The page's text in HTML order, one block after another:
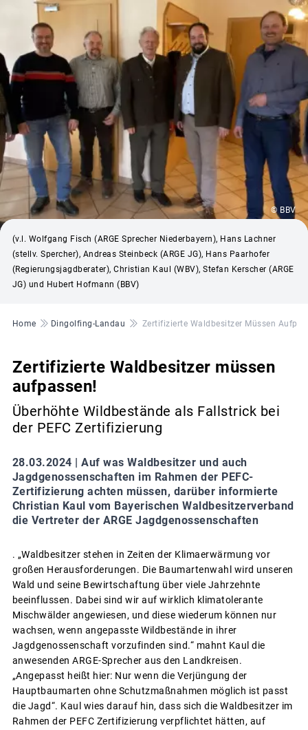
© BBV
(v.l. Wolfgang Fisch (ARGE Sprecher Niederbayern), Hans Lachner
(stellv. Spercher), Andreas Steinbeck (ARGE JG), Hans Paarhofer
(Regierungsjagdberater), Christian Kaul (WBV), Stefan Kerscher (ARGE
JG) und Hubert Hofmann (BBV)
Pfadnavigation
Home Dingolfing-Landau Zertifizierte Waldbesitzer Müssen
Zertifizierte Waldbesitzer müssen
aufpassen!
Überhöhte Wildbestände als Fallstrick bei
der PEFC Zertifizierung
28.03.2024 | Auf was Waldbesitzer und auch
Jagdgenossenschaften im Rahmen der PEFC-
Zertifizierung achten müssen, darüber informierte
Christian Kaul vom Bayerischen Waldbesitzerverband
die Vertreter der ARGE Jagdgenossenschaften
. „Waldbesitzer stehen in Zeiten der Klimaerwärmung vor
großen Herausforderungen. Die Baumartenwahl wird unseren
Wald und seine Bewirtschaftung über viele Jahrzehnte
beeinflussen. Dabei sind wir auf wirklich klimatolerante
Mischwälder angewiesen, und diese wiederum können nur
wachsen, wenn angepasste Wildbestände in ihrer
Jagdgenossenschaft vorzufinden sind.“ mahnt Kaul die
anwesenden ARGE-Sprecher aus den Landkreisen.
„Angepasst heißt hier: Nur wenn die Verjüngung der
Hauptbaumarten ohne Schutzmaßnahmen möglich ist passt
die Jagd“. Kaul wies darauf hin, dass sich die Waldbesitzer im
Rahmen der PEFC Zertifizierung verpflichtet hätten, auf